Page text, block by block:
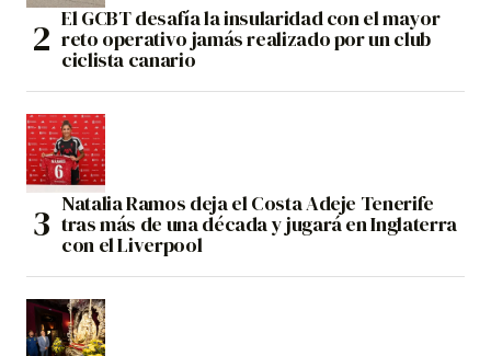
El GCBT desafía la insularidad con el mayor
reto operativo jamás realizado por un club
ciclista canario
Natalia Ramos deja el Costa Adeje Tenerife
tras más de una década y jugará en Inglaterra
con el Liverpool